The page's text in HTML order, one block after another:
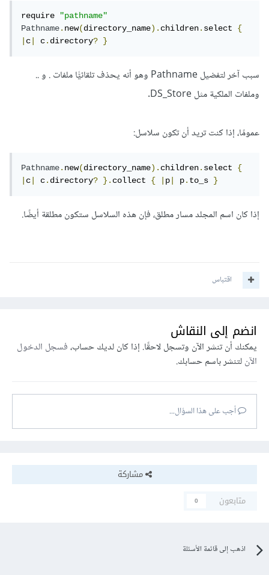
require "pathname"
Pathname.new(directory_name).children.select {
|c c.directory? }
سبب آخر لتفضيل Pathname وهو أنه يحذف تلقائيًّا ملفات . و ..
وملفات الملكية مثل DS_Store.
عمومًا، إذا كنت تريد أن تكون سلاسل:
Pathname.new(directory_name).children.select {
|c c.directory? }.collect { |p p.to_s }
إذا كان اسم المجلد مسار مطلق، فإن هذه السلاسل ستكون مطلقة أيضًا.
اقتباس
انضم إلى النقاش
يمكنك أن تنشر الآن وتسجل لاحقًا. إذا كان لديك حساب،فسجل الدخول
الآنلتنشر باسم حسابك.
أجب على هذا السؤال...
مشاركة
متابعون
0
اذهب إلى قائمة الأسئلة